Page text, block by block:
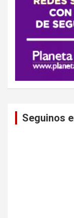
Seguinos